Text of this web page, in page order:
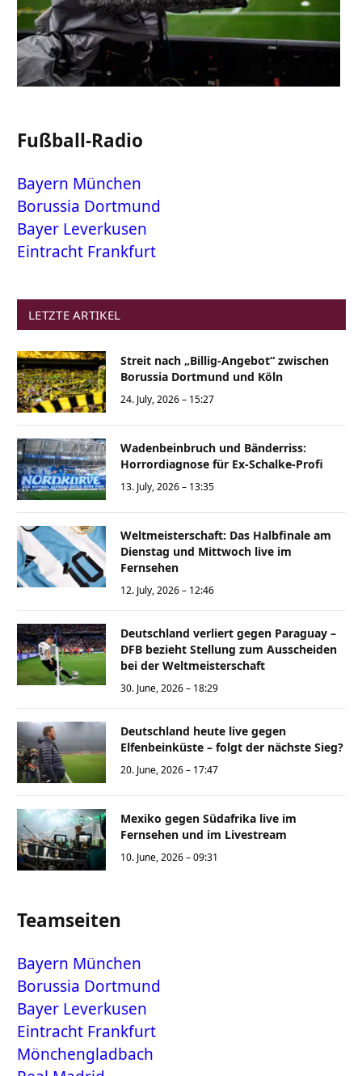
Fußball-Radio
Bayern München
Borussia Dortmund
Bayer Leverkusen
Eintracht Frankfurt
LETZTE ARTIKEL
Streit nach „Billig-Angebot“ zwischen
Borussia Dortmund und Köln
24. July, 2026 – 15:27
Wadenbeinbruch und Bänderriss:
Horrordiagnose für Ex-Schalke-Profi
13. July, 2026 – 13:35
Weltmeisterschaft: Das Halbfinale am
Dienstag und Mittwoch live im
Fernsehen
12. July, 2026 – 12:46
Deutschland verliert gegen Paraguay –
DFB bezieht Stellung zum Ausscheiden
bei der Weltmeisterschaft
30. June, 2026 – 18:29
Deutschland heute live gegen
Elfenbeinküste – folgt der nächste Sieg?
20. June, 2026 – 17:47
Mexiko gegen Südafrika live im
Fernsehen und im Livestream
10. June, 2026 – 09:31
Teamseiten
Bayern München
Borussia Dortmund
Bayer Leverkusen
Eintracht Frankfurt
Mönchengladbach